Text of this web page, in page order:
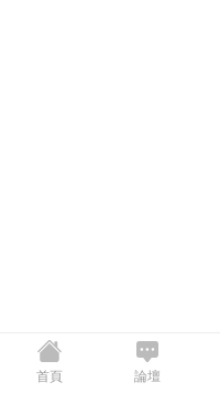
首頁 論壇